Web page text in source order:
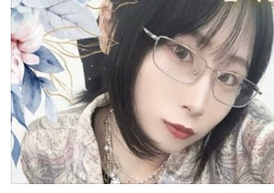
ト
数
数